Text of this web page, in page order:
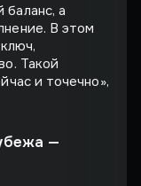
а
В этом
Такой
и точечно»,
—